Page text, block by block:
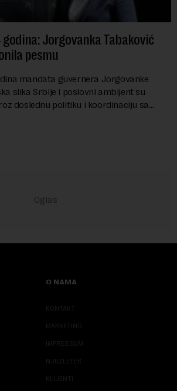
godina: Jorgovanka Tabaković
pesmu
mandata guvernera Jorgovanke
slika Srbije i poslovni ambijent su
doslednu politiku i koordinaciju sa
O NAMA
KONTAKT
MARKETING
IMPRESSUM
NJUZLETER
KLIJENTI